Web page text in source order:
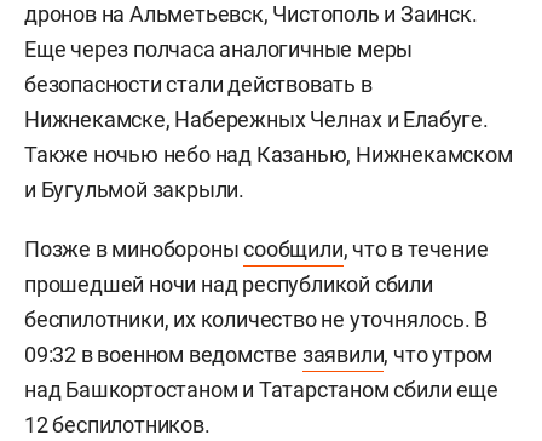
дронов на Альметьевск, Чистополь и Заинск.
Еще через полчаса аналогичные меры
безопасности стали действовать в
Нижнекамске, Набережных Челнах и Елабуге.
Также ночью небо над Казанью, Нижнекамском
и Бугульмой закрыли.
Позже в миноборонысообщили, что в течение
прошедшей ночи над республикой сбили
беспилотники, их количество не уточнялось. В
09:32 в военном ведомстве заявили, что утром
над Башкортостаном и Татарстаном сбили еще
12 беспилотников.